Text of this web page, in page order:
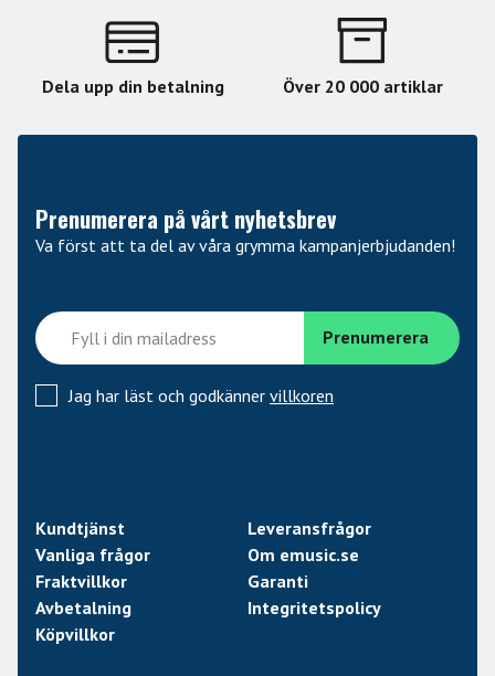
Highlights
Al/lönn kropp
Greppbräda av rosewood
Slank 43 mm halsbredd
LED-lampa som varnar vid låg batterinivå
Dela upp din betalning Över 20 000 artiklar
Prenumerera på vårt nyhetsbrev
Va först att ta del av våra grymma kampanjerbjudanden!
Jag har läst och godkänner villkoren
Kundtjänst
Leveransfrågor
Vanliga frågor
Om emusic.se
Fraktvillkor
Garanti
Avbetalning
Integritetspolicy
Köpvillkor